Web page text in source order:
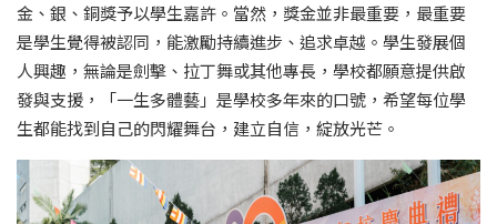
金、銀、銅獎予以學生嘉許。當然，獎金並非最重要，最重要
是學生覺得被認同，能激勵持續進步、追求卓越。學生發展個
人興趣，無論是劍擊、拉丁舞或其他專長，學校都願意提供啟
發與支援，「一生多體藝」是學校多年來的口號，希望每位學
生都能找到自己的閃耀舞台，建立自信，綻放光芒。